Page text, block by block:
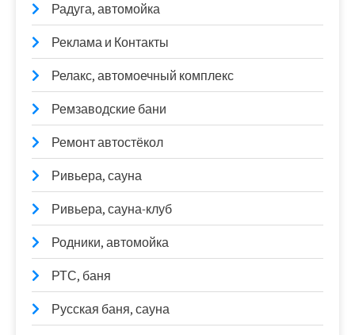
Радуга, автомойка
Реклама и Контакты
Релакс, автомоечный комплекс
Ремзаводские бани
Ремонт автостёкол
Ривьера, сауна
Ривьера, сауна-клуб
Родники, автомойка
РТС, баня
Русская баня, сауна